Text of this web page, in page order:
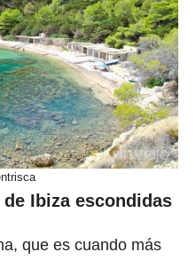
de Ibiza escondidas
que es cuando más